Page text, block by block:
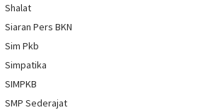
Shalat
Siaran Pers BKN
Sim Pkb
Simpatika
SIMPKB
SMP Sederajat